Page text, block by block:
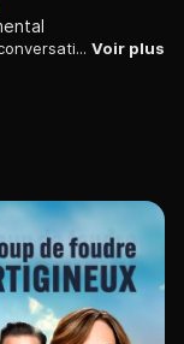
Lors d'un voyage en train, Muriel engage la conversation avec un homme mystérieux, qui n'hésite pas à lui faire des avances. Quelque temps après, de retour à Paris, il débarque chez elle sans crier gare. Intriguée, Muriel se donne à lui, ignorant qu'elle vient de mettre le doigt dans un engrenage pervers... Voir plus